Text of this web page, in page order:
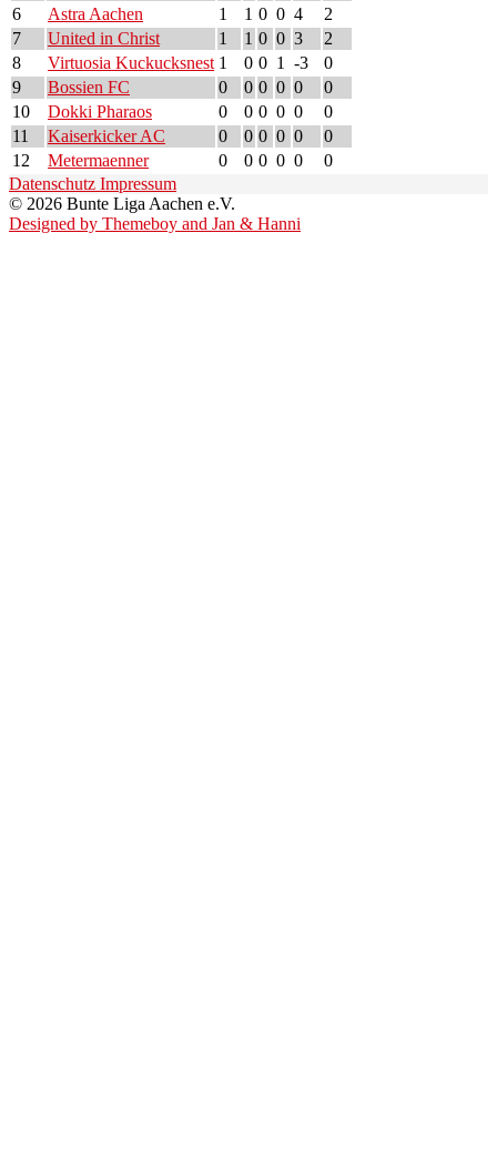
6
Astra Aachen 1 1 0 0 4
2
7
United in Christ 1 1 0 0 3
2
8
Virtuosia Kuckucksnest 1 0 0 1 -3
0
9
Bossien FC 0 0 0 0 0
0
10
Dokki Pharaos 0 0 0 0 0
0
11
Kaiserkicker AC 0 0 0 0 0
0
12
Metermaenner 0 0 0 0 0
0
Datenschutz Impressum
© 2026 Bunte Liga Aachen e.V.
Designed by Themeboy and Jan & Hanni